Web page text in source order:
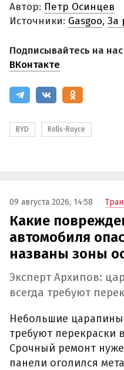
Автор: Петр Осинцев
Источники: Gasgoo, За
Подписывайтесь на
ВКонтакте
BYD Rolls-Royce
09 августа 2026, 14:58
Какие
автомобиля
названы зоны
Эксперт Архипов:
всегда требуют
Небольшие
требуют перекраски
Срочный ремонт
панели оголился